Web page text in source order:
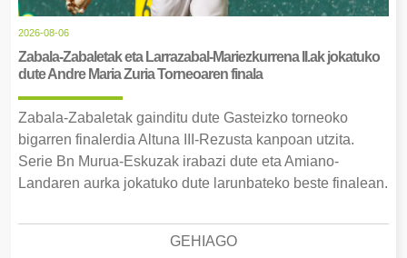
2026-08-06
Zabala-Zabaletak eta Larrazabal-Mariezkurrena II.ak jokatuko
dute Andre Maria Zuria Torneoaren finala
Zabala-Zabaletak gainditu dute Gasteizko torneoko
bigarren finalerdia Altuna III-Rezusta kanpoan utzita.
Serie Bn Murua-Eskuzak irabazi dute eta Amiano-
Landaren aurka jokatuko dute larunbateko beste finalean.
GEHIAGO